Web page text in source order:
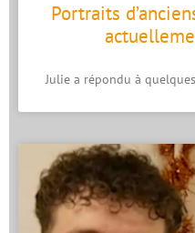
Portraits
Julie a répondu à